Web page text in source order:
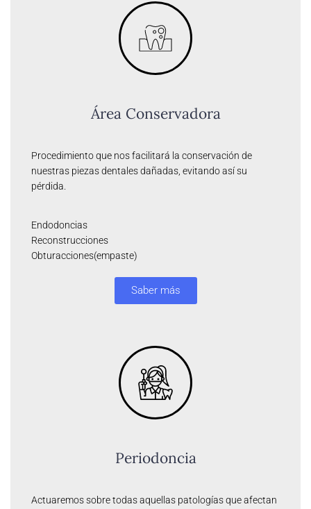
Área Conservadora
Procedimiento que nos facilitará la conservación de
nuestras piezas dentales dañadas, evitando así su
pérdida.
Endodoncias
Reconstrucciones
Obturacciones(empaste)
Saber más
Periodoncia
Actuaremos sobre todas aquellas patologías que afectan